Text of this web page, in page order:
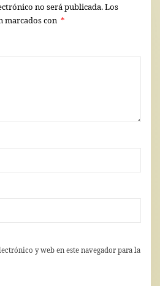
no será publicada.Los
marcados con *
y web en este navegador para la